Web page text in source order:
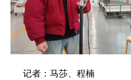
记者：马莎、程楠